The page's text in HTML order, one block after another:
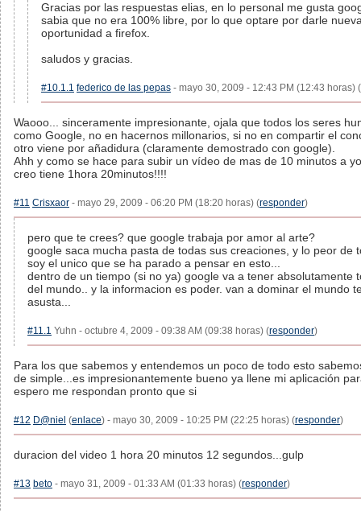
Gracias por las respuestas elias, en lo personal me gusta
sabia que no era 100% libre, por lo que optare por darle
oportunidad a firefox.
saludos y gracias.
#10.1.1 federico de las pepas - mayo 30, 2009 - 12:43 PM (12:43 horas) (
Waooo... sinceramente impresionante, ojala que todos los seres
como Google, no en hacernos millonarios, si no en compartir el
otro viene por añadidura (claramente demostrado con google).
Ahh y como se hace para subir un vídeo de mas de 10 minutos a
creo tiene 1hora 20minutos!!!!
#11 Crisxaor - mayo 29, 2009 - 06:20 PM (18:20 horas) (responder)
pero que te crees? que google trabaja por amor al arte?
google saca mucha pasta de todas sus creaciones, y lo peor de
soy el unico que se ha parado a pensar en esto...
dentro de un tiempo (si no ya) google va a tener absolutamente
del mundo.. y la informacion es poder. van a dominar el mundo
asusta...
#11.1 Yuhn - octubre 4, 2009 - 09:38 AM (09:38 horas) (responder)
Para los que sabemos y entendemos un poco de todo esto
de simple...es impresionantemente bueno ya llene mi aplicación
espero me respondan pronto que si
#12 D@niel (enlace) - mayo 30, 2009 - 10:25 PM (22:25 horas) (responder)
duracion del video 1 hora 20 minutos 12 segundos...gulp
#13 beto - mayo 31, 2009 - 01:33 AM (01:33 horas) (responder)